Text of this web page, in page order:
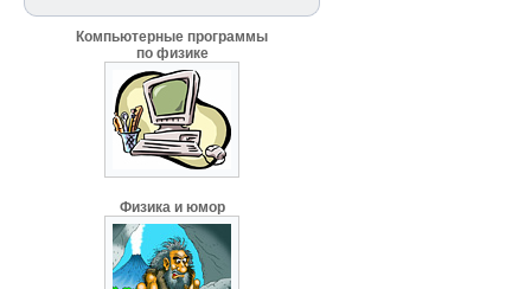
Компьютерные программы
по физике
Физика и юмор